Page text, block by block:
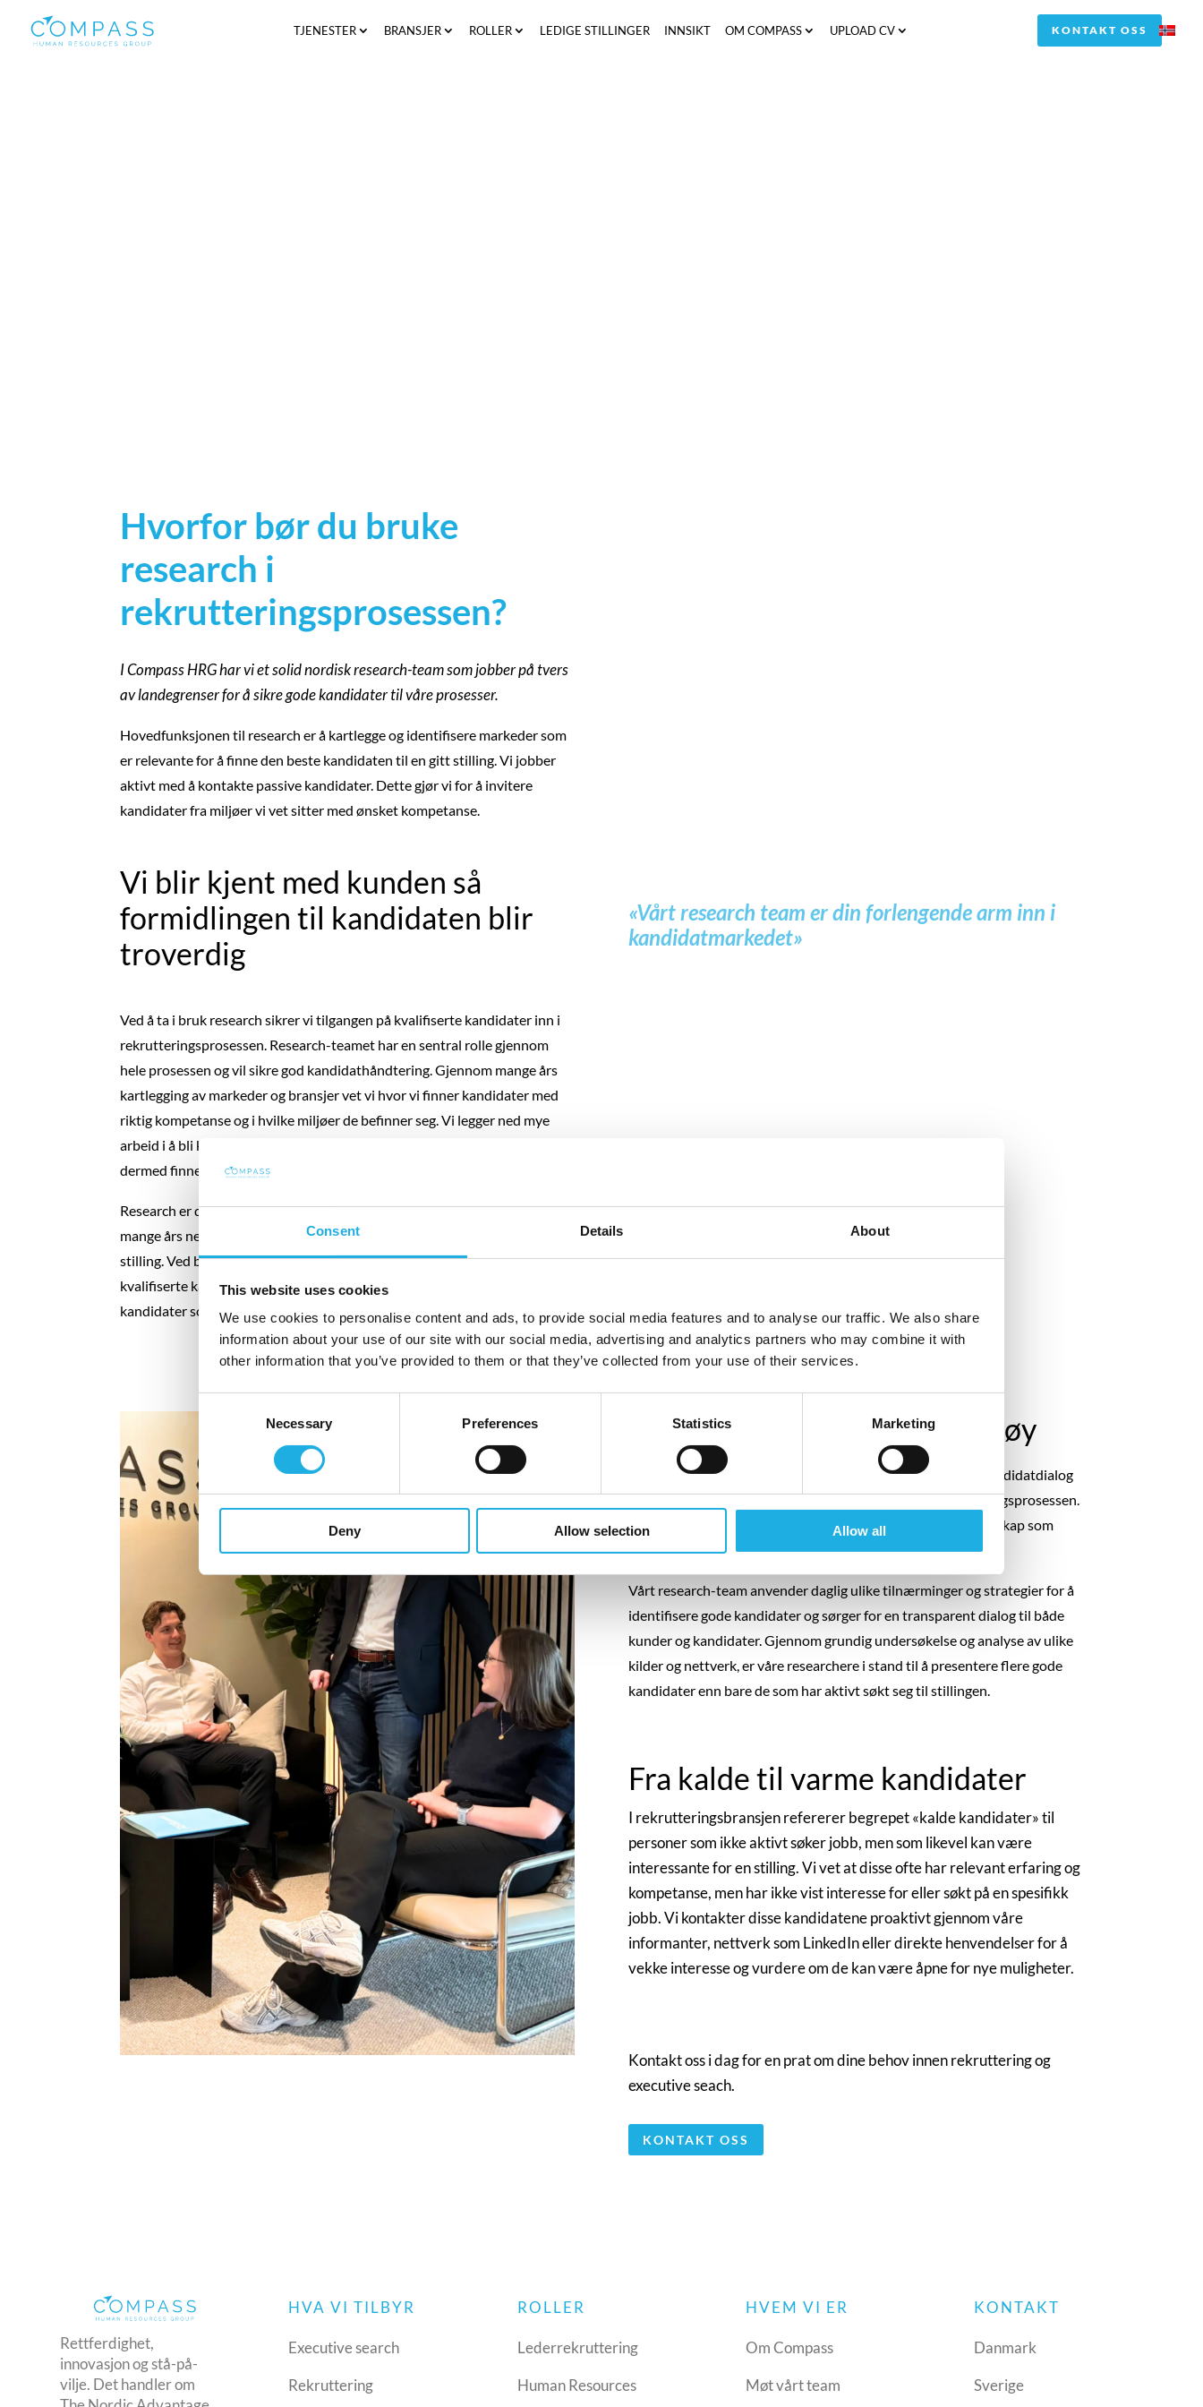
Consent Details About
This website uses cookies
We use cookies to personalise content and ads, to provide social media features and to analyse our traffic. We also share
information about your use of our site with our social media, advertising and analytics partners who may combine it with
other information that you’ve provided to them or that they’ve collected from your use of their services.
Necessary Preferences Statistics Marketing
Deny Allow selection Allow all
TJENESTER BRANSJER ROLLER LEDIGE STILLINGER INNSIKT OM COMPASS UPLOAD CV KONTAKT OSS
Hvorfor bør du bruke
research i
rekrutteringsprosessen?
I Compass HRG har vi et solid nordisk research-team som jobber på tvers
av landegrenser for å sikre gode kandidater til våre prosesser.
Hovedfunksjonen til research er å kartlegge og identifisere markeder som
er relevante for å finne den beste kandidaten til en gitt stilling. Vi jobber
aktivt med å kontakte passive kandidater. Dette gjør vi for å invitere
kandidater fra miljøer vi vet sitter med ønsket kompetanse.
Vi blir kjent med kunden så
formidlingen til kandidaten blir
troverdig
Ved å ta i bruk research sikrer vi tilgangen på kvalifiserte kandidater inn i
rekrutteringsprosessen. Research-teamet har en sentral rolle gjennom
hele prosessen og vil sikre god kandidathåndtering. Gjennom mange års
kartlegging av markeder og bransjer vet vi hvor vi finner kandidater med
riktig kompetanse og i hvilke miljøer de befinner seg. Vi legger ned mye
arbeid i å bli kjent med kunden for å forstå organisasjonen og kulturen, og
dermed finne kandidater som matcher dette.
Research er din forlengende arm inn i kandidatmarkedet og har gjennom
mange års nettverksbygging solid kompetanse på finne rett person til rett
stilling. Ved bruk av research-ressurser vil vi kunne invitere flere
kvalifiserte kandidater inn i prosessen da vi aktivt jobber med å kontakte
kandidater som ikke nødvendigvis er åpne på jobbmarkedet.
«Vårt research team er din forlengende arm inn i
kandidatmarkedet»
Kandidatdialog er vårt verktøy
Research-teamet i Compass Human Resources sikrer god kandidatdialog
og legger særlig fokus på kandidatreisen gjennom rekrutteringsprosessen.
En bieffekt av dette vil være en positiv innvirkning på ditt selskap som
arbeidsgiver.
Vårt research-team anvender daglig ulike tilnærminger og strategier for å
identifisere gode kandidater og sørger for en transparent dialog til både
kunder og kandidater. Gjennom grundig undersøkelse og analyse av ulike
kilder og nettverk, er våre researchere i stand til å presentere flere gode
kandidater enn bare de som har aktivt søkt seg til stillingen.
Fra kalde til varme kandidater
I rekrutteringsbransjen refererer begrepet «kalde kandidater» til
personer som ikke aktivt søker jobb, men som likevel kan være
interessante for en stilling. Vi vet at disse ofte har relevant erfaring og
kompetanse, men har ikke vist interesse for eller søkt på en spesifikk
jobb. Vi kontakter disse kandidatene proaktivt gjennom våre
informanter, nettverk som LinkedIn eller direkte henvendelser for å
vekke interesse og vurdere om de kan være åpne for nye muligheter.
Kontakt oss i dag for en prat om dine behov innen rekruttering og
executive seach.
KONTAKT OSS
Rettferdighet,
innovasjon og stå-på-
vilje. Det handler om
HVA VI TILBYR
Executive search
Rekruttering
ROLLER
Lederrekruttering
Human Resources
HVEM VI ER
Om Compass
Møt vårt team
KONTAKT
Danmark
Sverige